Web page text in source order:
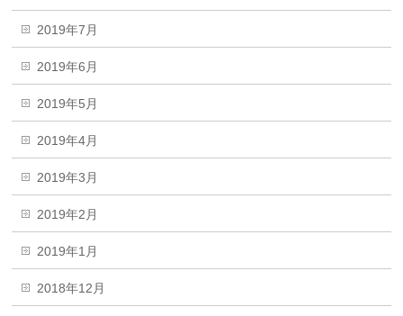
2019年7月
2019年6月
2019年5月
2019年4月
2019年3月
2019年2月
2019年1月
2018年12月